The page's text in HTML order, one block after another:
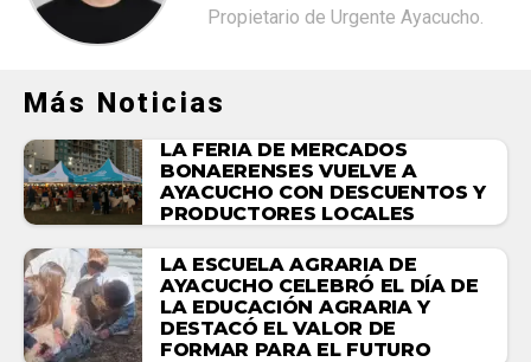
Propietario de Urgente Ayacucho.
Más Noticias
LA FERIA DE MERCADOS
BONAERENSES VUELVE A
AYACUCHO CON DESCUENTOS Y
PRODUCTORES LOCALES
LA ESCUELA AGRARIA DE
AYACUCHO CELEBRÓ EL DÍA DE
LA EDUCACIÓN AGRARIA Y
DESTACÓ EL VALOR DE
FORMAR PARA EL FUTURO